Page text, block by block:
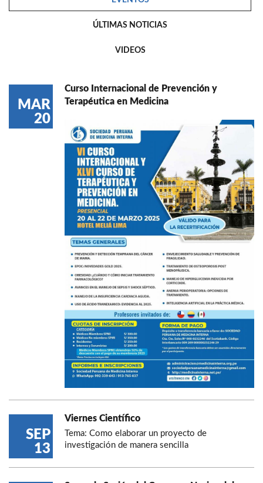
ÚLTIMAS NOTICIAS
VIDEOS
MAR
20
Curso Internacional de Prevención y
Terapéutica en Medicina
SEP
13
Viernes Científico
Tema: Como elaborar un proyecto de
investigación de manera sencilla